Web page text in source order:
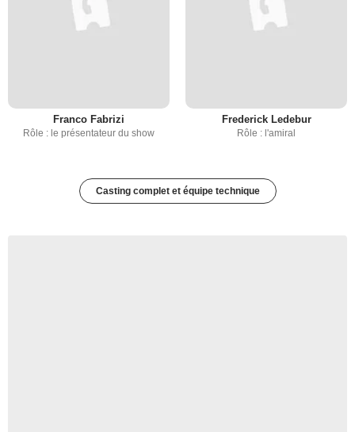
Franco Fabrizi
Rôle : le présentateur du show
Frederick Ledebur
Rôle : l'amiral
Casting complet et équipe technique